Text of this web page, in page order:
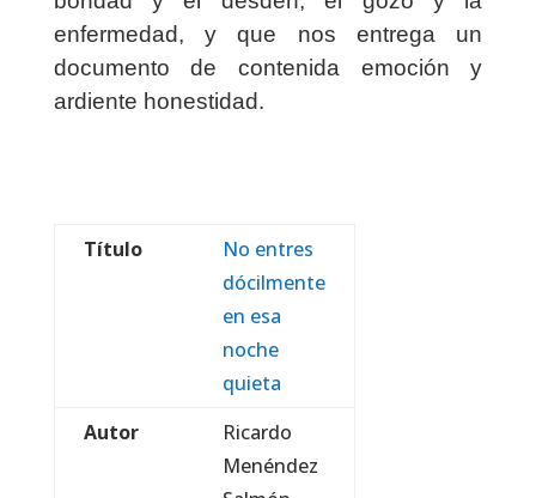
enfermedad, y que nos entrega un
documento de contenida emoción y
ardiente honestidad.
Título
No entres
dócilmente
en esa
noche
quieta
Autor
Ricardo
Menéndez